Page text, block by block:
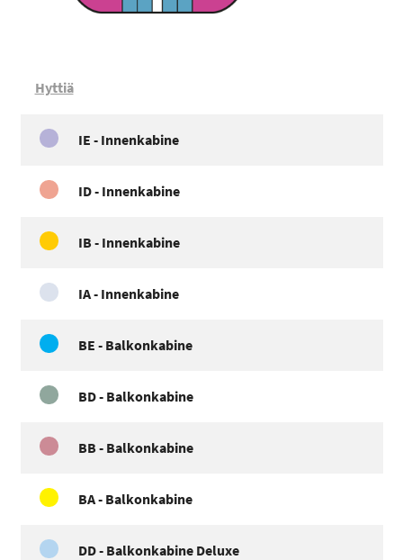
Hyttiä
IE - Innenkabine
ID - Innenkabine
IB - Innenkabine
IA - Innenkabine
BE - Balkonkabine
BD - Balkonkabine
BB - Balkonkabine
BA - Balkonkabine
DD - Balkonkabine Deluxe